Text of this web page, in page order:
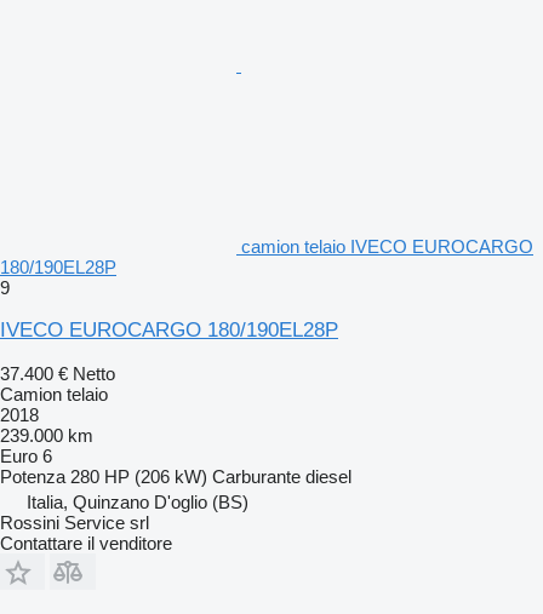
camion telaio IVECO EUROCARGO
180/190EL28P
9
IVECO EUROCARGO 180/190EL28P
37.400 € Netto
Camion telaio
2018
239.000 km
Euro 6
Potenza 280 HP (206 kW) Carburante diesel
Italia, Quinzano D'oglio (BS)
Rossini Service srl
Contattare il venditore